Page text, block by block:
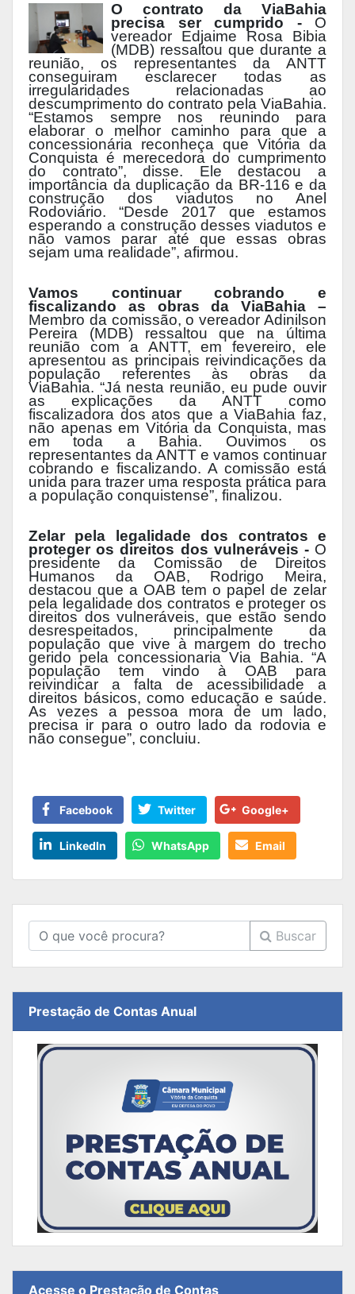
O contrato da ViaBahia
precisa ser cumprido -O
vereador Edjaime Rosa Bibia
(MDB) ressaltou que durante a
reunião, os representantes da ANTT
conseguiram esclarecer todas as
irregularidades relacionadas ao
descumprimento do contrato pela ViaBahia.
“Estamos sempre nos reunindo para
elaborar o melhor caminho para que a
concessionária reconheça que Vitória da
Conquista é merecedora do cumprimento
do contrato”, disse. Ele destacou a
importância da duplicação da BR-116 e da
construção dos viadutos no Anel
Rodoviário. “Desde 2017 que estamos
esperando a construção desses viadutos e
não vamos parar até que essas obras
sejam uma realidade”, afirmou.
Vamos continuar cobrando e
fiscalizando as obras da ViaBahia –
Membro da comissão, o vereador Adinilson
Pereira (MDB) ressaltou que na última
reunião com a ANTT, em fevereiro, ele
apresentou as principais reivindicações da
população referentes às obras da
ViaBahia. “Já nesta reunião, eu pude ouvir
as explicações da ANTT como
fiscalizadora dos atos que a ViaBahia faz,
não apenas em Vitória da Conquista, mas
em toda a Bahia. Ouvimos os
representantes da ANTT e vamos continuar
cobrando e fiscalizando. A comissão está
unida para trazer uma resposta prática para
a população conquistense”, finalizou.
Zelar pela legalidade dos contratos e
proteger os direitos dos vulneráveis - O
presidente da Comissão de Direitos
Humanos da OAB, Rodrigo Meira,
destacou que a OAB tem o papel de zelar
pela legalidade dos contratos e proteger os
direitos dos vulneráveis, que estão sendo
desrespeitados, principalmente da
população que vive à margem do trecho
gerido pela concessionaria Via Bahia. “A
população tem vindo à OAB para
reivindicar a falta de acessibilidade a
direitos básicos, como educação e saúde.
As vezes a pessoa mora de um lado,
precisa ir para o outro lado da rodovia e
não consegue”, concluiu.
Facebook Twitter Google+
LinkedIn WhatsApp Email
Buscar
Prestação de Contas Anual
Acesse o Prestação de Contas